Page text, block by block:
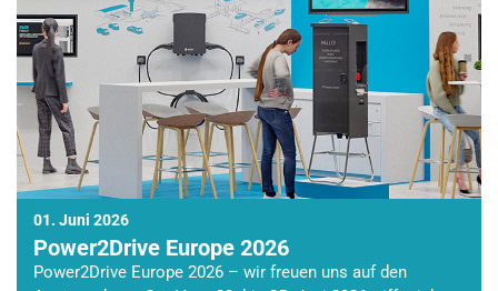
01. Juni 2026
Power2Drive Europe 2026
Power2Drive Europe 2026 – wir freuen uns auf den